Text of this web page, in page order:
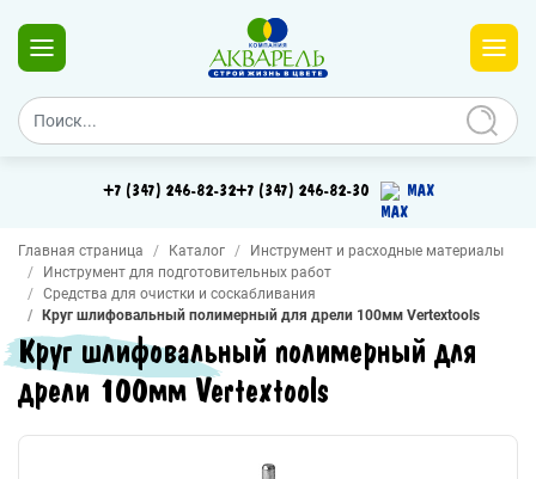
+7 (347) 246-82-32+7 (347) 246-82-30 MAX
Главная страница Каталог
Инструмент и расходные материалы
Инструмент для подготовительных работ
Средства для очистки и соскабливания
Круг шлифовальный полимерный для дрели 100мм Vertextools
Круг шлифовальный полимерный для
дрели 100мм Vertextools